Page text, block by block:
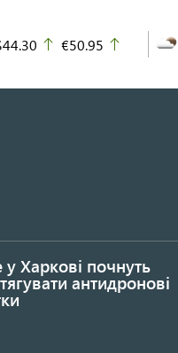
up
€50.95
у Харкові почнуть
антидронові